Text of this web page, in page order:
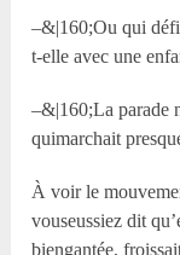
–&|160;Ou qui
t-elle avec une
–&|160;La parade
quimarchait
À voir le
vouseussiez dit
biengantée,